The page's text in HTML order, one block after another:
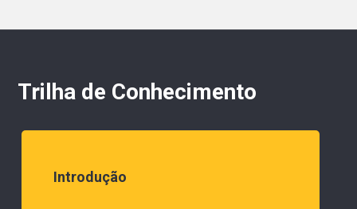
Trilha de Conhecimento
Introdução